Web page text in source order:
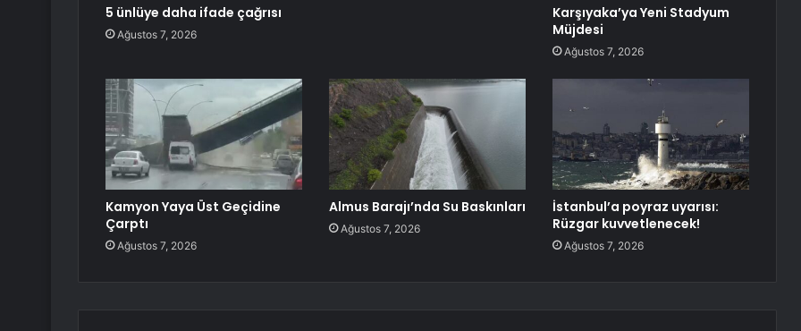
5 ünlüye daha ifade çağrısı
Ağustos 7, 2026
Karşıyaka’ya Yeni Stadyum
Müjdesi
Ağustos 7, 2026
Kamyon Yaya Üst Geçidine
Çarptı
Ağustos 7, 2026
Almus Barajı’nda Su Baskınları
Ağustos 7, 2026
İstanbul’a poyraz uyarısı:
Rüzgar kuvvetlenecek!
Ağustos 7, 2026